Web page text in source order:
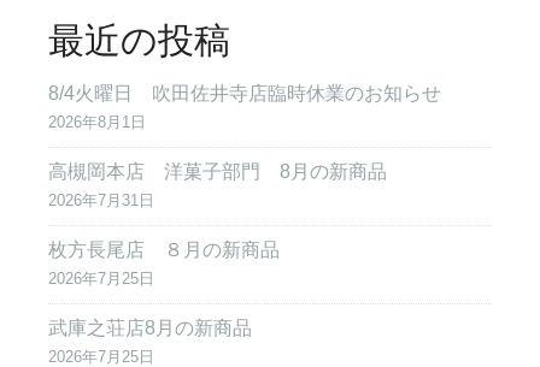
最近の投稿
8/4火曜日 吹田佐井寺店臨時休業のお知らせ
2026年8月1日
高槻岡本店 洋菓子部門 8月の新商品
2026年7月31日
枚方長尾店 ８月の新商品
2026年7月25日
武庫之荘店8月の新商品
2026年7月25日